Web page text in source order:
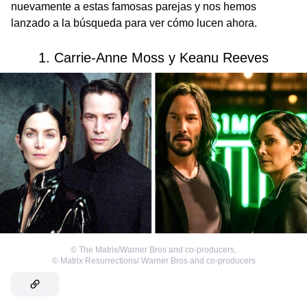
nuevamente a estas famosas parejas y nos hemos
lanzado a la búsqueda para ver cómo lucen ahora.
1. Carrie-Anne Moss y Keanu Reeves
© The Matrix/Warner Bros and co-producers
© Matrix Resurrections/ Warner Bros and co-producers